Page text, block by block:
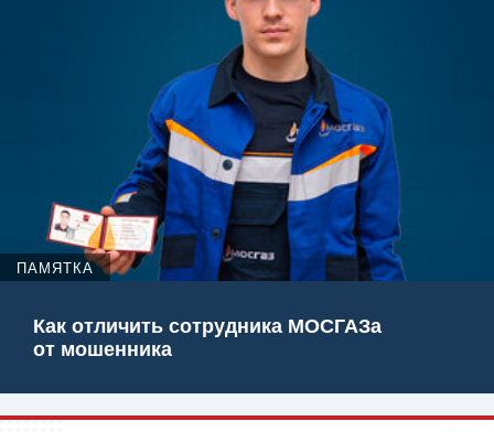
ПАМЯТКА
Как отличить сотрудника МОСГАЗа
от мошенника